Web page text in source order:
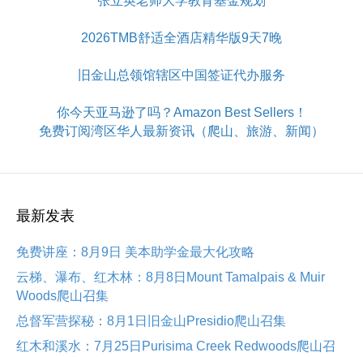
2026TMB舒适全酒店精华版9天7晚
旧金山总领馆辖区中国签证代办服务
你今天亚马逊了吗？Amazon Best Sellers！
免费订阅湾区华人最新资讯（爬山、旅游、新闻）
最新发表
免费讲座：8月9日 美本助学金最大化攻略
云梯、瀑布、红木林：8月8日Mount Tamalpais & Muir
Woods爬山召集
总督军营探秘：8月1日旧金山Presidio爬山召集
红木和溪水：7月25日Purisima Creek Redwoods爬山召